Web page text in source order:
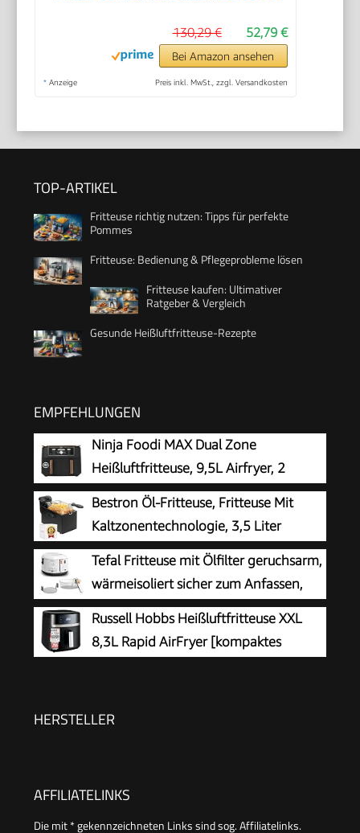
52,79 €
130,29 €
Bei Amazon ansehen
* Anzeige Preis inkl. MwSt., zzgl. Versandkosten
TOP-ARTIKEL
Fritteuse richtig nutzen: Tipps für perfekte
Pommes
Fritteuse: Bedienung & Pflegeprobleme lösen
Fritteuse kaufen: Ultimativer
Ratgeber & Vergleich
Gesunde Heißluftfritteuse-Rezepte
EMPFEHLUNGEN
Ninja Foodi MAX Dual Zone
Heißluftfritteuse, 9,5L Airfryer, 2
Fächer, mit Zange,
Antihaftbeschichtung, spülmaschinenfeste
Körbe, 6-in-1, Amazon Exklusiv, Kupfer/Schwarz,
AF400EUCP
Bestron Öl-Fritteuse, Fritteuse Mit
Kaltzonentechnologie, 3,5 Liter
Fassungsvermögen, Stufenloser
Temperaturregler Bis 190 °C, Teilweise
Spülmaschinengeeignet, 2000 Watt, Schwarz,
AF357B
Tefal Fritteuse mit Ölfilter geruchsarm,
wärmeisoliert sicher zum Anfassen,
kompakt einklappbare Griffe, 150-
190°C einstellbar, spülmaschinenfest, für
Pommes Nuggets Snacks, antihaftbeschichtet
Russell Hobbs Heißluftfritteuse XXL
8,3L Rapid AirFryer [kompaktes
Fritteuse ohne Öl, TouchScreen,Grillen,Backen)
HERSTELLER
AFFILIATELINKS
Die mit * gekennzeichneten Links sind sog. Affiliatelinks.